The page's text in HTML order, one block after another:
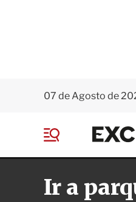
07 de Agosto de
e
Ir a